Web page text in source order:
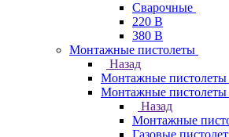
Сварочные
220 В
380 В
Монтажные пистолеты
Назад
Монтажные пистолеты
Монтажные пистолеты
Назад
Монтажные
Газовые